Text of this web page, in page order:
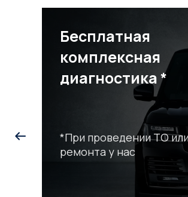
Бесплатная
комплексная
диагностика *
*При проведении ТО
ремонта у нас